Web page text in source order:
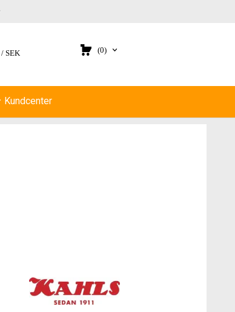
SEK (0)
Kundcenter